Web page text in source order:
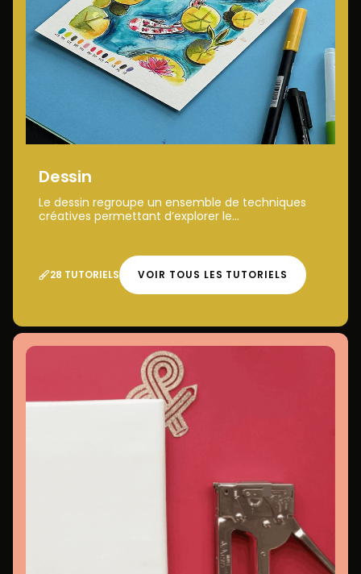
Dessin
Le dessin regroupe un ensemble de techniques
créatives permettant d’explorer le...
28 TUTORIELS VOIR TOUS LES TUTORIELS